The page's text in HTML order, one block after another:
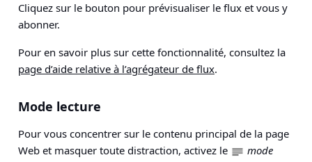
Cliquez sur le bouton pour prévisualiser le flux et vous y
abonner.
Pour en savoir plus sur cette fonctionnalité, consultez la
page d’aide relative à l’agrégateur de flux.
Mode lecture
Pour vous concentrer sur le contenu principal de la page
Web et masquer toute distraction, activez le
mode